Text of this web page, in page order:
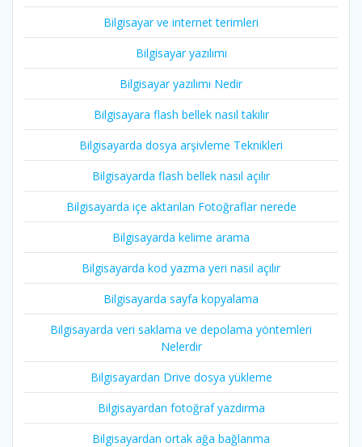
Bilgisayar ve internet terimleri
Bilgisayar yazılımı
Bilgisayar yazılımı Nedir
Bilgisayara flash bellek nasıl takılır
Bilgisayarda dosya arşivleme Teknikleri
Bilgisayarda flash bellek nasıl açılır
Bilgisayarda içe aktarılan Fotoğraflar nerede
Bilgisayarda kelime arama
Bilgisayarda kod yazma yeri nasıl açılır
Bilgisayarda sayfa kopyalama
Bilgisayarda veri saklama ve depolama yöntemleri
Nelerdir
Bilgisayardan Drive dosya yükleme
Bilgisayardan fotoğraf yazdırma
Bilgisayardan ortak ağa bağlanma